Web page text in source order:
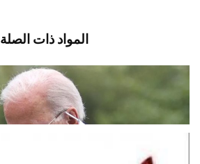
المواد ذات الصلة
تدهور صحة جو بايدن …
وإعلان حال طوارئ